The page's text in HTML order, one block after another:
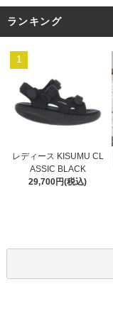
ランキング
1
レディース KISUMU CL
ASSIC BLACK
29,700円(税込)